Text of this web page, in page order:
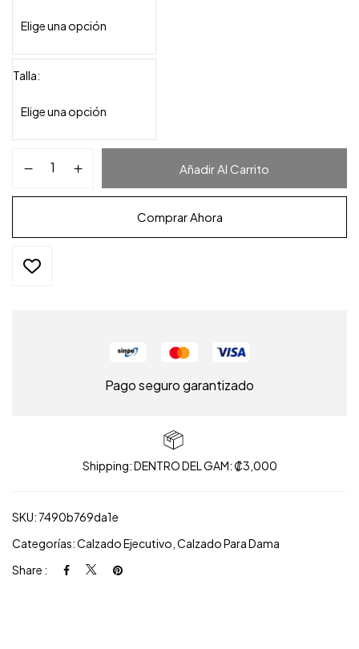
Talla
Añadir Al Carrito
Comprar Ahora
Pago seguro garantizado
Shipping: DENTRO DEL GAM: ₡3,000
SKU: 7490b769da1e
Categorías:Calzado Ejecutivo Calzado Para Dama
Share :